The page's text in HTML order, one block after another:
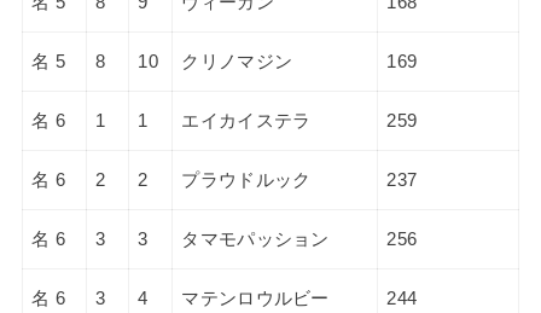
名 5 8 10 クリノマジン 169
名 6 1 1 エイカイステラ 259
名 6 2 2 プラウドルック 237
名 6 3 3 タマモパッション 256
名 6 3 4 マテンロウルビー 244